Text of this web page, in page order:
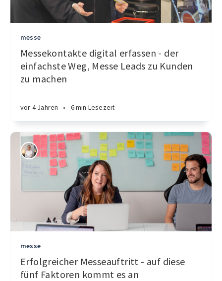
messe
Messekontakte digital erfassen - der
einfachste Weg, Messe Leads zu Kunden
zu machen
vor 4 Jahren • 6 min Lesezeit
messe
Erfolgreicher Messeauftritt - auf diese
fünf Faktoren kommt es an